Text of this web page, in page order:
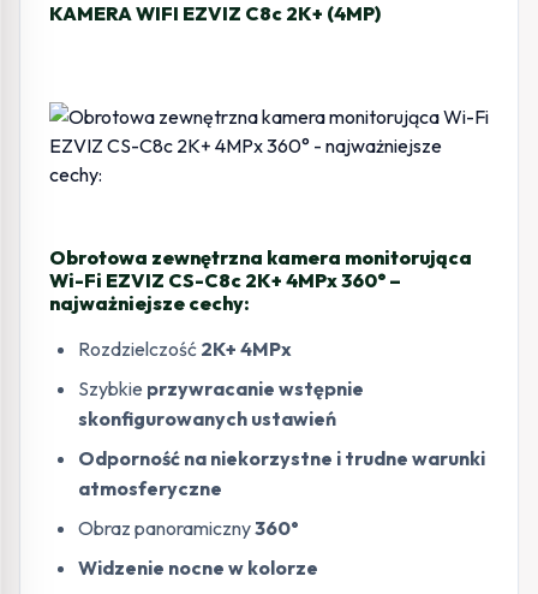
KAMERA WIFI EZVIZ C8c 2K+ (4MP)
Obrotowa zewnętrzna kamera monitorująca
Wi-Fi EZVIZ CS-C8c 2K+ 4MPx 360° –
najważniejsze cechy:
Rozdzielczość 2K+ 4MPx
Szybkie przywracanie wstępnie
skonfigurowanych ustawień
Odporność na niekorzystne i trudne warunki
atmosferyczne
Obraz panoramiczny360°
Widzenie nocne w kolorze